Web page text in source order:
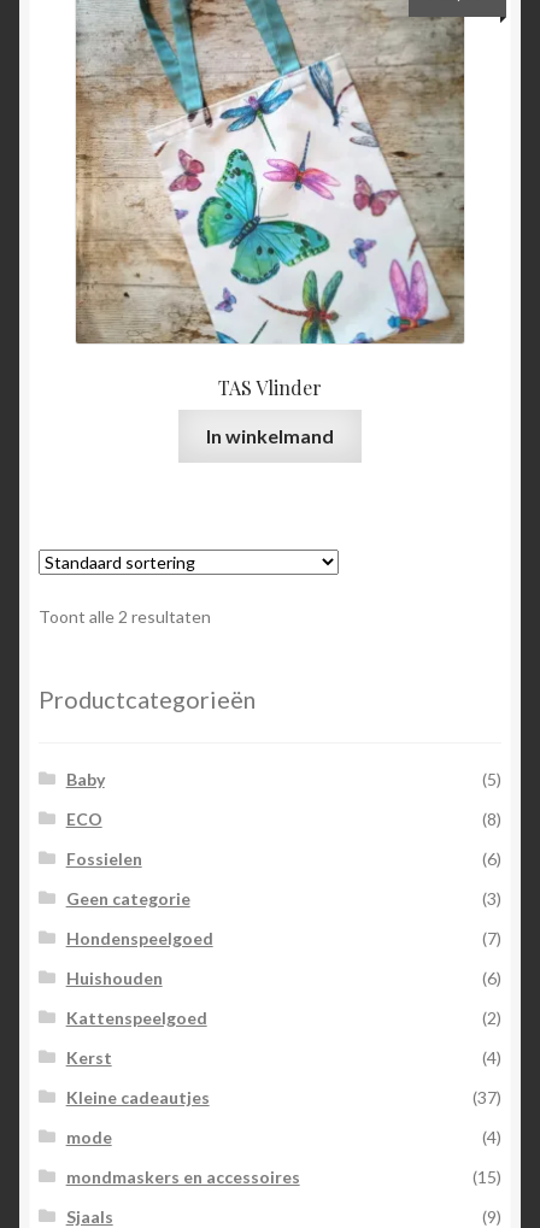
optie
kan
gekozen
worden
op
de
productpagina
TAS Vlinder
In winkelmand
Toont alle 2 resultaten
Productcategorieën
Baby
(5)
ECO
(8)
Fossielen
(6)
Geen categorie
(3)
Hondenspeelgoed
(7)
Huishouden
(6)
Kattenspeelgoed
(2)
Kerst
(4)
Kleine cadeautjes
(37)
mode
(4)
mondmaskers en accessoires
(15)
Sjaals
(9)